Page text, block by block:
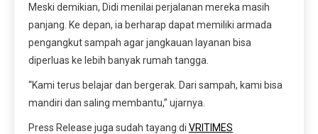
Meski demikian, Didi menilai perjalanan mereka masih
panjang. Ke depan, ia berharap dapat memiliki armada
pengangkut sampah agar jangkauan layanan bisa
diperluas ke lebih banyak rumah tangga.
“Kami terus belajar dan bergerak. Dari sampah, kami bisa
mandiri dan saling membantu,” ujarnya.
Press Release juga sudah tayang di VRITIMES